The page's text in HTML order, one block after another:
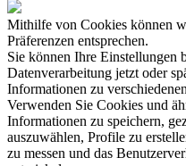
Mithilfe von Cookies können
Präferenzen entsprechen.
Sie können Ihre Einstellungen
Datenverarbeitung jetzt oder
Informationen zu
Verwenden Sie Cookies und
Informationen zu speichern,
auszuwählen, Profile zu
zu messen und das